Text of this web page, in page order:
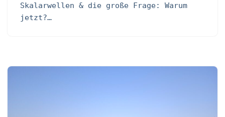
Skalarwellen & die große Frage: Warum
jetzt?…